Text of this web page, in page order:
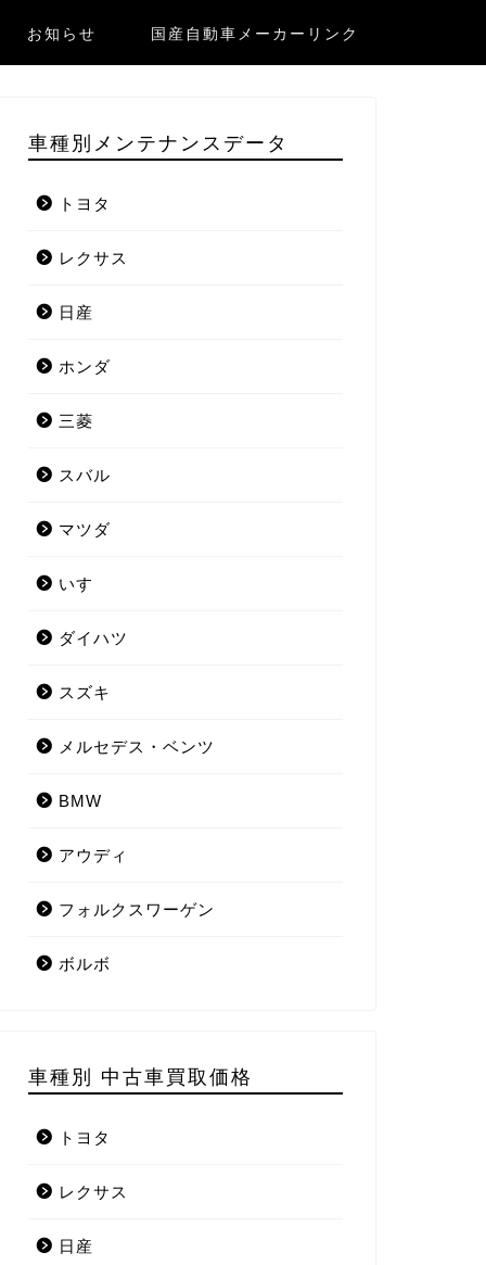
お知らせ 国産自動車メーカーリンク
車種別メンテナンスデータ
トヨタ
レクサス
日産
ホンダ
三菱
スバル
マツダ
いすゞ
ダイハツ
スズキ
メルセデス・ベンツ
BMW
アウディ
フォルクスワーゲン
ボルボ
車種別 中古車買取価格
トヨタ
レクサス
日産